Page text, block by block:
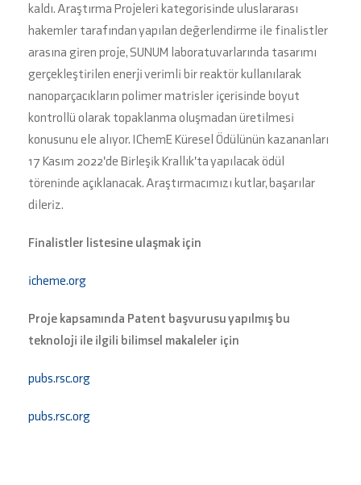
kaldı. Araştırma Projeleri kategorisinde uluslararası
hakemler tarafından yapılan değerlendirme ile finalistler
arasına giren proje, SUNUM laboratuvarlarında tasarımı
gerçekleştirilen enerji verimli bir reaktör kullanılarak
nanoparçacıkların polimer matrisler içerisinde boyut
kontrollü olarak topaklanma oluşmadan üretilmesi
konusunu ele alıyor. IChemE Küresel Ödülünün kazananları
17 Kasım 2022'de Birleşik Krallık'ta yapılacak ödül
töreninde açıklanacak. Araştırmacımızı kutlar, başarılar
dileriz.
Finalistler listesine ulaşmak için
icheme.org
Proje kapsamında Patent başvurusu yapılmış bu
teknoloji ile ilgili bilimsel makaleler için
pubs.rsc.org
pubs.rsc.org